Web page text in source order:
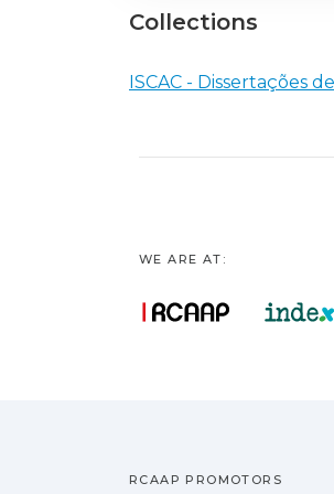
Collections
ISCAC - Dissertações
WE ARE AT:
RCAAP PROMOTORS